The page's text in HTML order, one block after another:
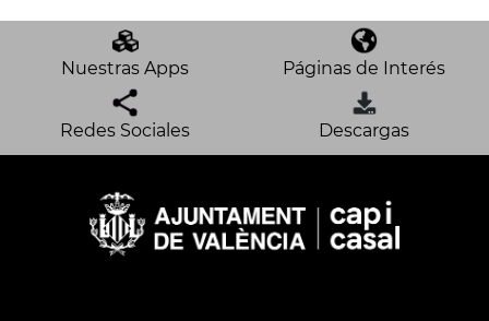
Nuestras Apps Páginas de Interés
Redes Sociales Descargas